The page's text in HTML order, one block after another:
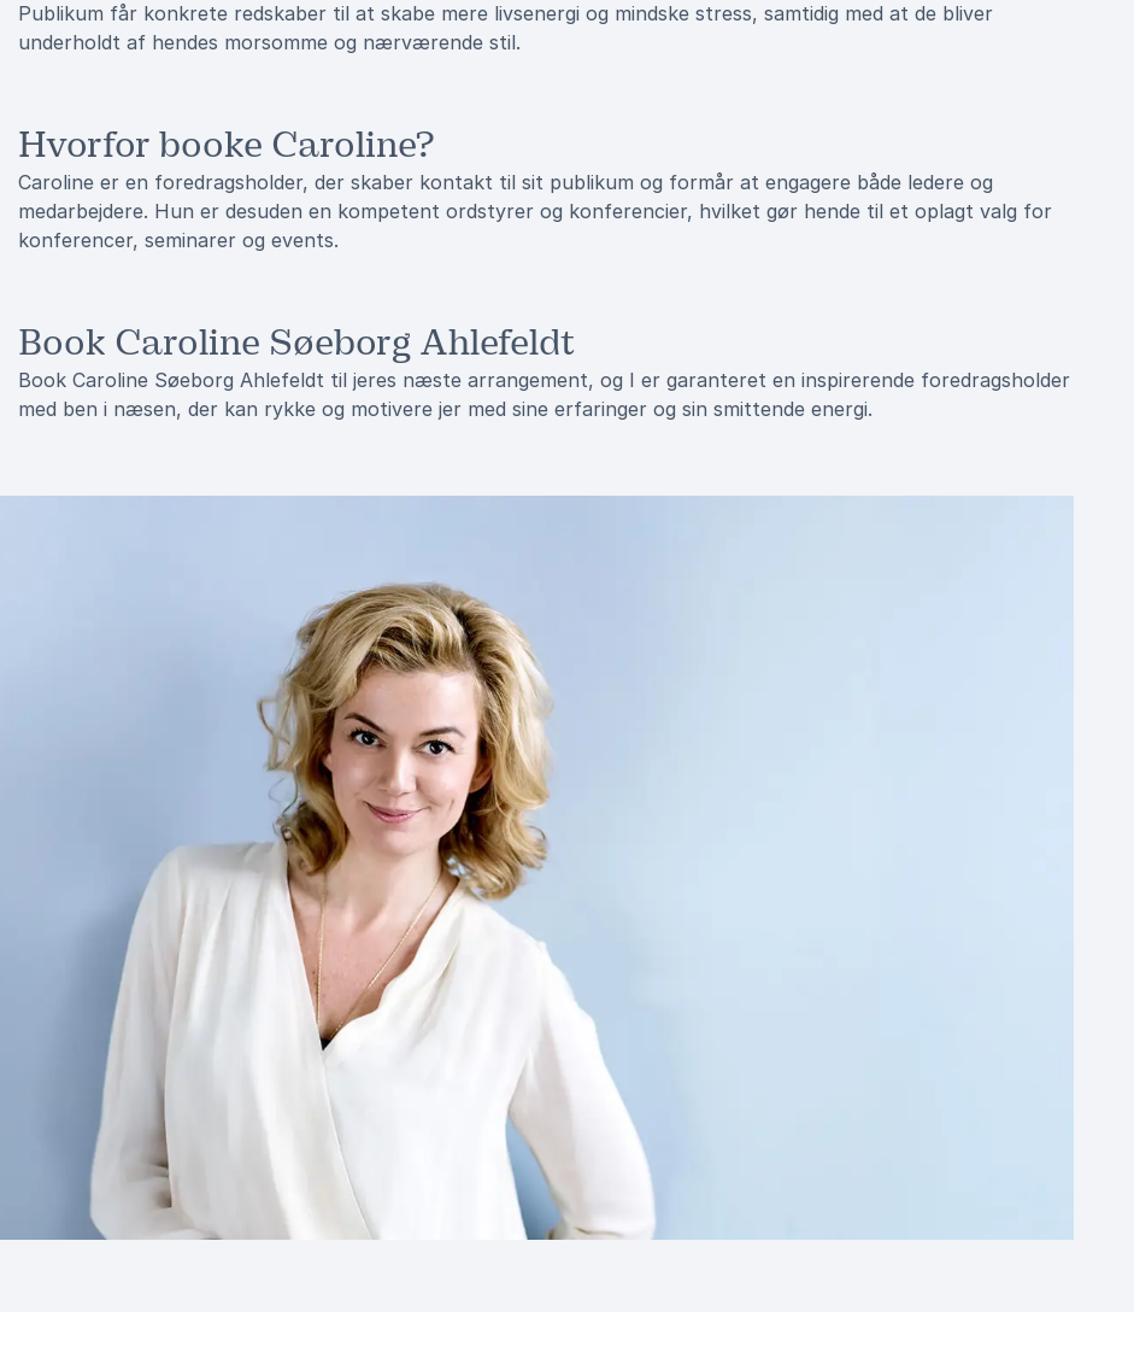
Publikum får konkrete redskaber til at skabe mere livsenergi og mindske stress, samtidig med at de bliver
underholdt af hendes morsomme og nærværende stil.
Hvorfor booke Caroline?
Caroline er en foredragsholder, der skaber kontakt til sit publikum og formår at engagere både ledere og
medarbejdere. Hun er desuden en kompetent ordstyrer og konferencier, hvilket gør hende til et oplagt valg for
konferencer, seminarer og events.
Book Caroline Søeborg Ahlefeldt
Book Caroline Søeborg Ahlefeldt til jeres næste arrangement, og I er garanteret en inspirerende foredragsholder
med ben i næsen, der kan rykke og motivere jer med sine erfaringer og sin smittende energi.